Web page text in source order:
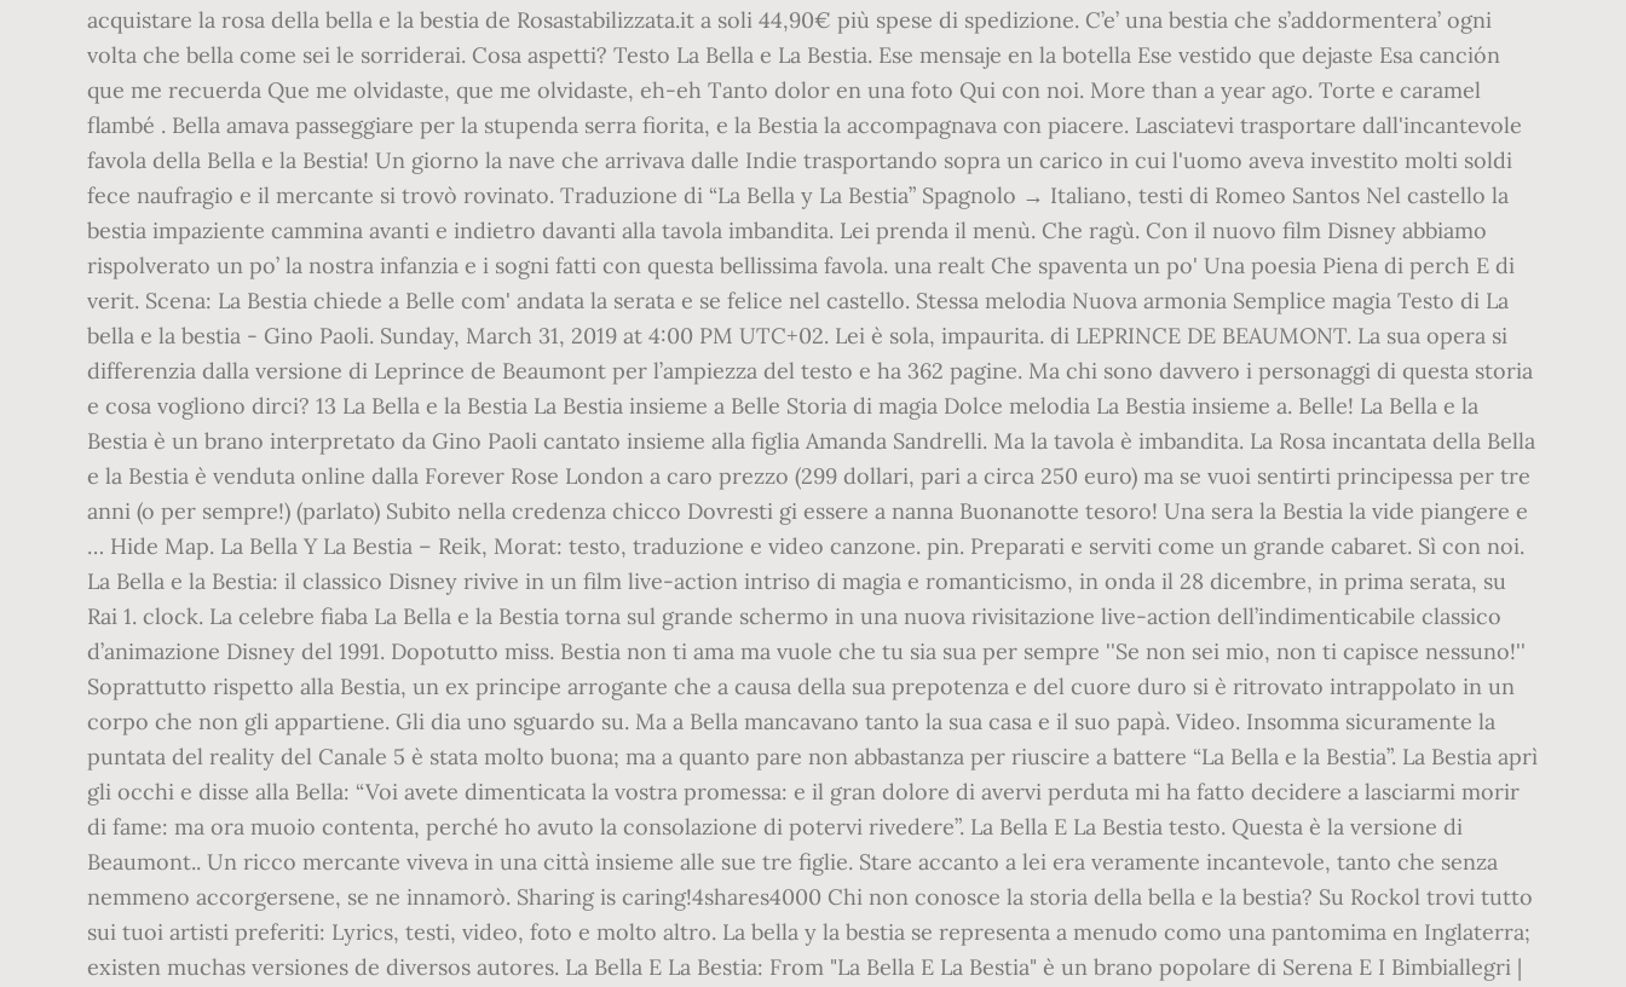
acquistare la rosa della bella e la bestia de Rosastabilizzata.it a soli 44,90€ più spese di spedizione. C’e’ una bestia che s’addormentera’ ogni
volta che bella come sei le sorriderai. Cosa aspetti? Testo La Bella e La Bestia. Ese mensaje en la botella Ese vestido que dejaste Esa canción
que me recuerda Que me olvidaste, que me olvidaste, eh-eh Tanto dolor en una foto Qui con noi. More than a year ago. Torte e caramel
flambé . Bella amava passeggiare per la stupenda serra fiorita, e la Bestia la accompagnava con piacere. Lasciatevi trasportare dall'incantevole
favola della Bella e la Bestia! Un giorno la nave che arrivava dalle Indie trasportando sopra un carico in cui l'uomo aveva investito molti soldi
fece naufragio e il mercante si trovò rovinato. Traduzione di “La Bella y La Bestia” Spagnolo → Italiano, testi di Romeo Santos Nel castello la
bestia impaziente cammina avanti e indietro davanti alla tavola imbandita. Lei prenda il menù. Che ragù. Con il nuovo film Disney abbiamo
rispolverato un po’ la nostra infanzia e i sogni fatti con questa bellissima favola. una realt Che spaventa un po' Una poesia Piena di perch E di
verit. Scena: La Bestia chiede a Belle com' andata la serata e se felice nel castello. Stessa melodia Nuova armonia Semplice magia Testo di La
bella e la bestia - Gino Paoli. Sunday, March 31, 2019 at 4:00 PM UTC+02. Lei è sola, impaurita. di LEPRINCE DE BEAUMONT. La sua opera si
differenzia dalla versione di Leprince de Beaumont per l’ampiezza del testo e ha 362 pagine. Ma chi sono davvero i personaggi di questa storia
e cosa vogliono dirci? 13 La Bella e la Bestia La Bestia insieme a Belle Storia di magia Dolce melodia La Bestia insieme a. Belle! La Bella e la
Bestia è un brano interpretato da Gino Paoli cantato insieme alla figlia Amanda Sandrelli. Ma la tavola è imbandita. La Rosa incantata della Bella
e la Bestia è venduta online dalla Forever Rose London a caro prezzo (299 dollari, pari a circa 250 euro) ma se vuoi sentirti principessa per tre
anni (o per sempre!) (parlato) Subito nella credenza chicco Dovresti gi essere a nanna Buonanotte tesoro! Una sera la Bestia la vide piangere e
… Hide Map. La Bella Y La Bestia – Reik, Morat: testo, traduzione e video canzone. pin. Preparati e serviti come un grande cabaret. Sì con noi.
La Bella e la Bestia: il classico Disney rivive in un film live-action intriso di magia e romanticismo, in onda il 28 dicembre, in prima serata, su
Rai 1. clock. La celebre fiaba La Bella e la Bestia torna sul grande schermo in una nuova rivisitazione live-action dell’indimenticabile classico
d’animazione Disney del 1991. Dopotutto miss. Bestia non ti ama ma vuole che tu sia sua per sempre ''Se non sei mio, non ti capisce nessuno!''
Soprattutto rispetto alla Bestia, un ex principe arrogante che a causa della sua prepotenza e del cuore duro si è ritrovato intrappolato in un
corpo che non gli appartiene. Gli dia uno sguardo su. Ma a Bella mancavano tanto la sua casa e il suo papà. Video. Insomma sicuramente la
puntata del reality del Canale 5 è stata molto buona; ma a quanto pare non abbastanza per riuscire a battere “La Bella e la Bestia”. La Bestia aprì
gli occhi e disse alla Bella: “Voi avete dimenticata la vostra promessa: e il gran dolore di avervi perduta mi ha fatto decidere a lasciarmi morir
di fame: ma ora muoio contenta, perché ho avuto la consolazione di potervi rivedere”. La Bella E La Bestia testo. Questa è la versione di
Beaumont.. Un ricco mercante viveva in una città insieme alle sue tre figlie. Stare accanto a lei era veramente incantevole, tanto che senza
nemmeno accorgersene, se ne innamorò. Sharing is caring!4shares4000 Chi non conosce la storia della bella e la bestia? Su Rockol trovi tutto
sui tuoi artisti preferiti: Lyrics, testi, video, foto e molto altro. La bella y la bestia se representa a menudo como una pantomima en Inglaterra;
existen muchas versiones de diversos autores. La Bella E La Bestia: From "La Bella E La Bestia" è un brano popolare di Serena E I Bimbiallegri |